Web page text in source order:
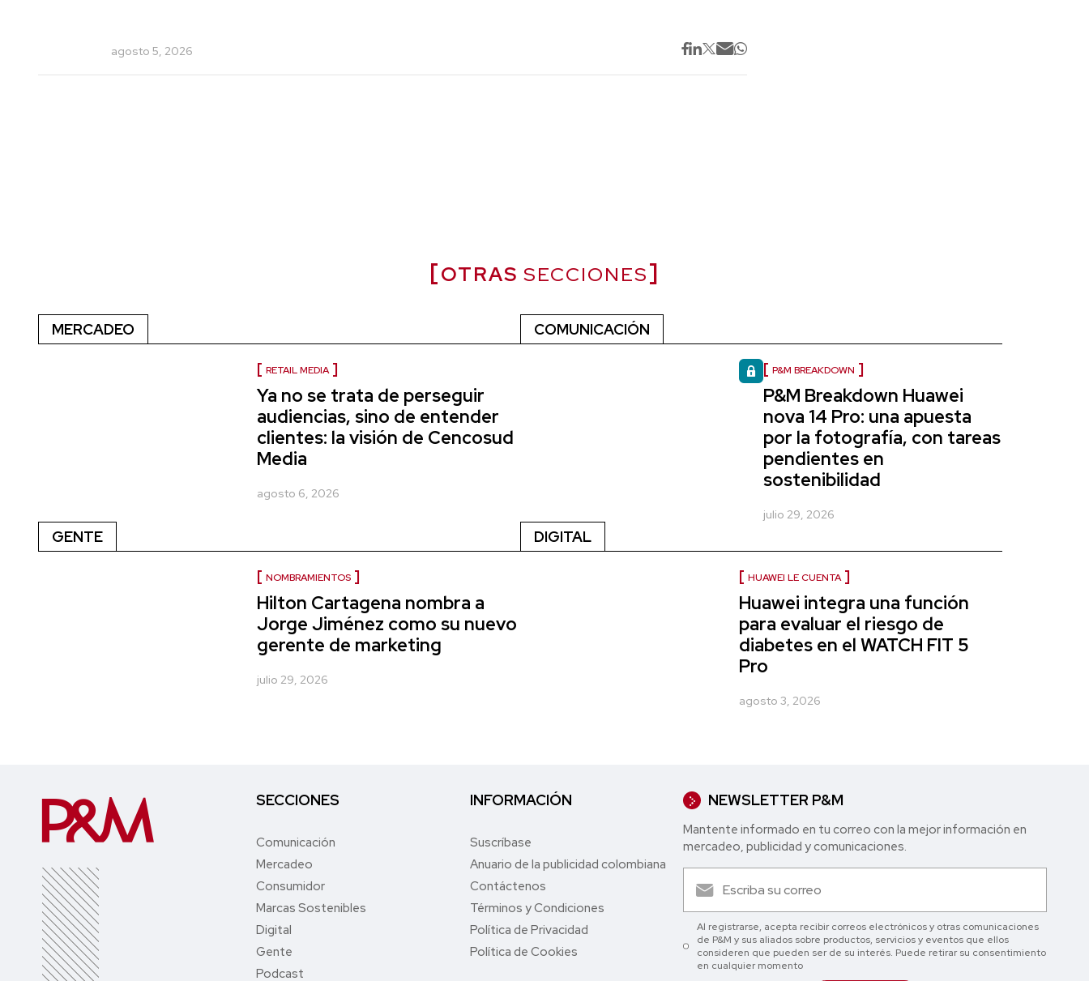
agosto 5, 2026
OTRAS SECCIONES
MERCADEO
RETAIL MEDIA
Ya no se trata de perseguir
audiencias, sino de entender
clientes: la visión de Cencosud
Media
agosto 6, 2026
COMUNICACIÓN
P&M BREAKDOWN
P&M Breakdown Huawei
nova 14 Pro: una apuesta
por la fotografía, con tareas
pendientes en
sostenibilidad
julio 29, 2026
GENTE
NOMBRAMIENTOS
Hilton Cartagena nombra a
Jorge Jiménez como su nuevo
gerente de marketing
julio 29, 2026
DIGITAL
HUAWEI LE CUENTA
Huawei integra una función
para evaluar el riesgo de
diabetes en el WATCH FIT 5
Pro
agosto 3, 2026
SECCIONES
Comunicación
Mercadeo
Consumidor
Marcas Sostenibles
Digital
Gente
Podcast
INFORMACIÓN
Suscríbase
Anuario de la publicidad colombiana
Contáctenos
Términos y Condiciones
Política de Privacidad
Política de Cookies
NEWSLETTER P&M
Mantente informado en tu correo con la mejor in formación en
mercadeo, publicidad y comunicaciones.
Al registrarse, acepta recibir correos electrónicos y otras comunicaciones
de P&M y sus aliados sobre productos, servicios y eventos que ellos
consideren que pueden ser de su interés. Puede retirar su consentimiento
en cualquier momento